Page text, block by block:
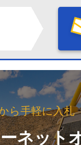
ら手軽に入札
ネット